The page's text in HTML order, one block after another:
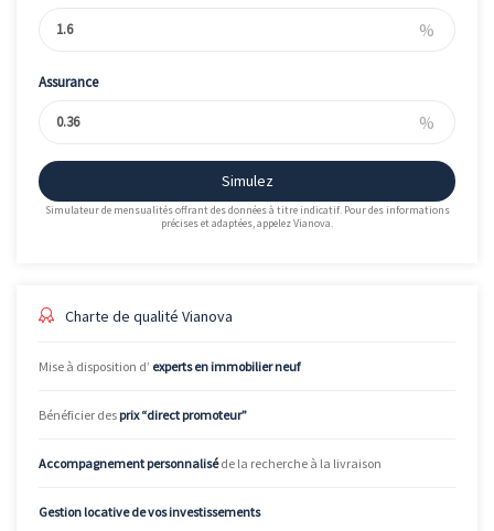
%
Assurance
%
Simulez
Simulateur de mensualités offrant des données à titre indicatif. Pour des informations
précises et adaptées, appelez Vianova.
Charte de qualité Vianova
Mise à disposition d’ experts en immobilier neuf
Bénéficier des prix “direct promoteur”
Accompagnement personnaliséde la recherche à la livraison
Gestion locative de vos investissements